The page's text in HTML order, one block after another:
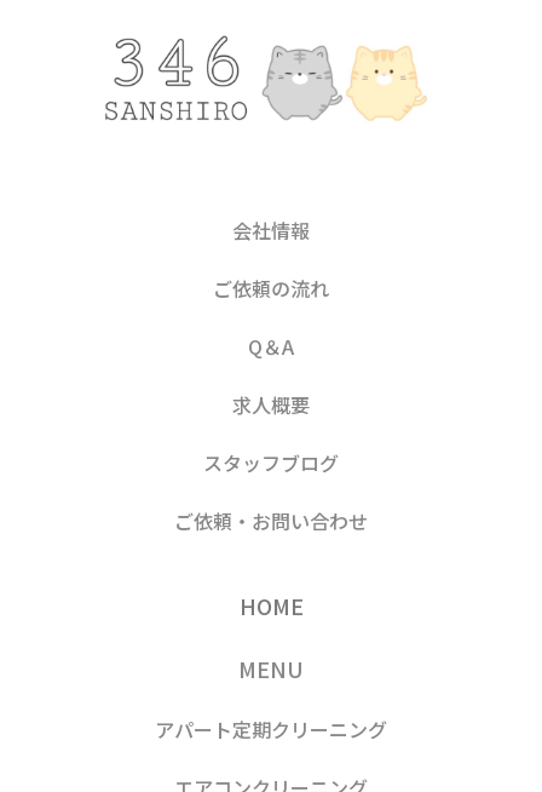
会社情報
ご依頼の流れ
Q＆A
求人概要
スタッフブログ
ご依頼・お問い合わせ
HOME
MENU
アパート定期クリーニング